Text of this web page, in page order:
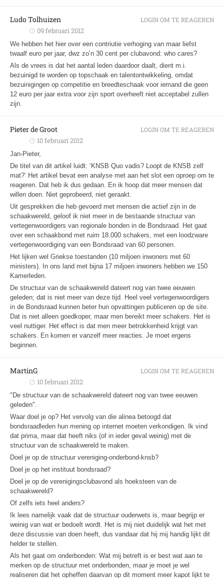
Ludo Tolhuizen
09 februari 2012
We hebben het hier over een contriutie verhoging van maar liefst
twaalf euro per jaar, dwz zo’n 30 cent per clubavond: who cares?
Als de vrees is dat het aantal leden daardoor daalt, dient m.i.
bezuinigd te worden op topschaak en talentontwikkeling, omdat
bezuinigingen op competitie en breedteschaak voor iemand die geen
12 euro per jaar extra voor zijn sport overheeft niet acceptabel zullen
zijn.
LOGIN OM TE REAGEREN
Pieter de Groot
10 februari 2012
Jan-Pieter,
De titel van dit artikel luidt: ‘KNSB Quo vadis? Loopt de KNSB zelf
mat?’ Het artikel bevat een analyse met aan het slot een oproep om te
reageren. Dat heb ik dus gedaan. En ik hoop dat meer mensen dat
willen doen. Niet geprobeerd, niet geraakt.
Uit gesprekken die heb gevoerd met mensen die actief zijn in de
schaakwereld, geloof ik niet meer in de bestaande structuur van
vertegenwoordigers van regionale bonden in de Bondsraad. Het gaat
over een schaakbond met ruim 18.000 schakers, met een loodzware
vertegenwoordiging van een Bondsraad van 60 personen.
Het lijken wel Griekse toestanden (10 miljoen inwoners met 60
ministers). In ons land met bijna 17 miljoen inwoners hebben we 150
Kamerleden.
De structuur van de schaakwereld dateert nog van twee eeuwen
geleden; dat is niet meer van deze tijd. Heel veel vertegenwoordigers
in de Bondsraad kunnen beter hun opvattingen publiceren op de site.
Dat is niet alleen goedkoper, maar men bereikt meer schakers. Het is
veel nuttiger. Het effect is dat men meer betrokkenheid krijgt van
schakers. En komen er vanzelf meer reacties. Je moet ergens
beginnen.
LOGIN OM TE REAGEREN
MartinG
10 februari 2012
"De structuur van de schaakwereld dateert nog van twee eeuwen
geleden".
Waar doel je op? Het vervolg van die alinea betoogd dat
bondsraadleden hun mening op internet moeten verkondigen. Ik vind
dat prima, maar dat heeft niks (of in ieder geval weinig) met de
structuur van de schaakwereld te maken.
Doel je op de structuur vereniging-onderbond-knsb?
Doel je op het instituut bondsraad?
Doel je op de verenigingsclubavond als hoeksteen van de
schaakwereld?
Of zelfs iets heel anders?
Ik lees namelijk vaak dat de structuur ouderwets is, maar begrijp er
weinig van wat er bedoelt wordt. Het is mij niet duidelijk wat het met
deze discussie van doen heeft, dus vandaar dat hij mij handig lijkt dit
helder te stellen.
Als het gaat om onderbonden: Wat mij betreft is er best wat aan te
merken op de structuur met onderbonden, maar je moet je wel
realiseren dat het opheffen daarvan op dit moment meer kapot lijkt te
LOGIN OM TE REAGEREN